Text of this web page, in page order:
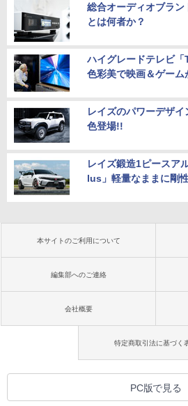
総合オーディオブラ
とは何者か？
ハイグレードテレビ
色彩美で映画＆ゲーム
レイズのパワーデザ
色登場!!
レイズ鍛造1ピースア
lus」軽量なままに剛
本サイトのご利用について
編集部へのご連絡
会社概要
特定商取引法に基づく
PC版で見る